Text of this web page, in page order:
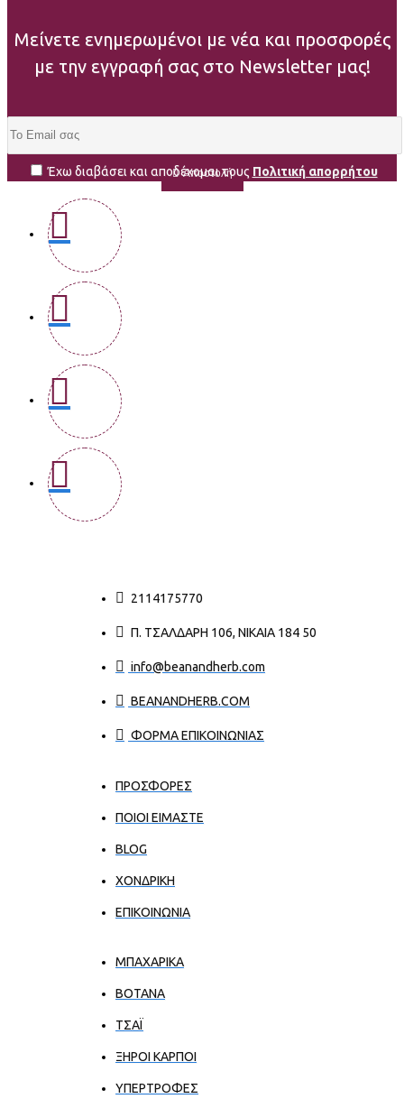
Μείνετε ενημερωμένοι με νέα και προσφορές
με την εγγραφή σας στο Newsletter μας!
Αποστολή
Έχω διαβάσει και αποδέχομαι τους Πολιτική απορρήτου
2114175770
Π. ΤΣΑΛΔΆΡΗ 106, ΝΊΚΑΙΑ 184 50
info@beanandherb.com
BEANANDHERB.COM
ΦΟΡΜΑ ΕΠΙΚΟΙΝΩΝΙΑΣ
ΠΡΟΣΦΟΡΕΣ
ΠΟΙΟΙ ΕΊΜΑΣΤΕ
BLOG
ΧΟΝΔΡΙΚΉ
ΕΠΙΚΟΙΝΩΝΊΑ
ΜΠΑΧΑΡΙΚΑ
ΒΟΤΑΝΑ
ΤΣΑΪ
ΞΗΡΟΙ ΚΑΡΠΟΙ
ΥΠΕΡΤΡΟΦΕΣ